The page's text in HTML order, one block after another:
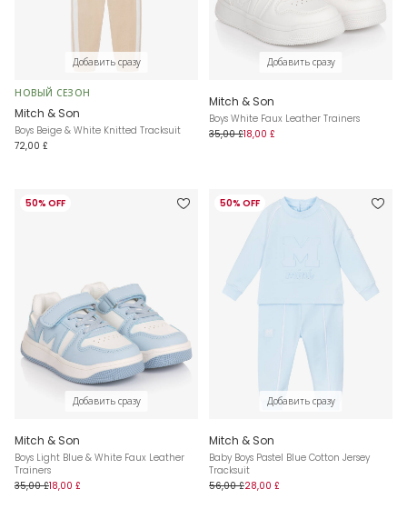
Добавить сразу
НОВЫЙ СЕЗОН
Mitch & Son
Boys Beige & White Knitted Tracksuit
72,00 £
Добавить сразу
Mitch & Son
Boys White Faux Leather Trainers
35,00 £18,00 £
50% OFF
Добавить сразу
Mitch & Son
Boys Light Blue & White Faux Leather
Trainers
35,00 £18,00 £
50% OFF
Добавить сразу
Mitch & Son
Baby Boys Pastel Blue Cotton Jersey
Tracksuit
56,00 £28,00 £